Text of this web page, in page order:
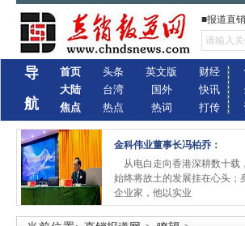
■报道直
导
航
首页
大陆
焦点
头条
台湾
热点
英文版
国外
热词
财经
快讯
打传
金科伟业董事长冯柏乔：
从电白走向香港深耕数十载
始终将故土的发展挂在心头；
企业家，他以实业